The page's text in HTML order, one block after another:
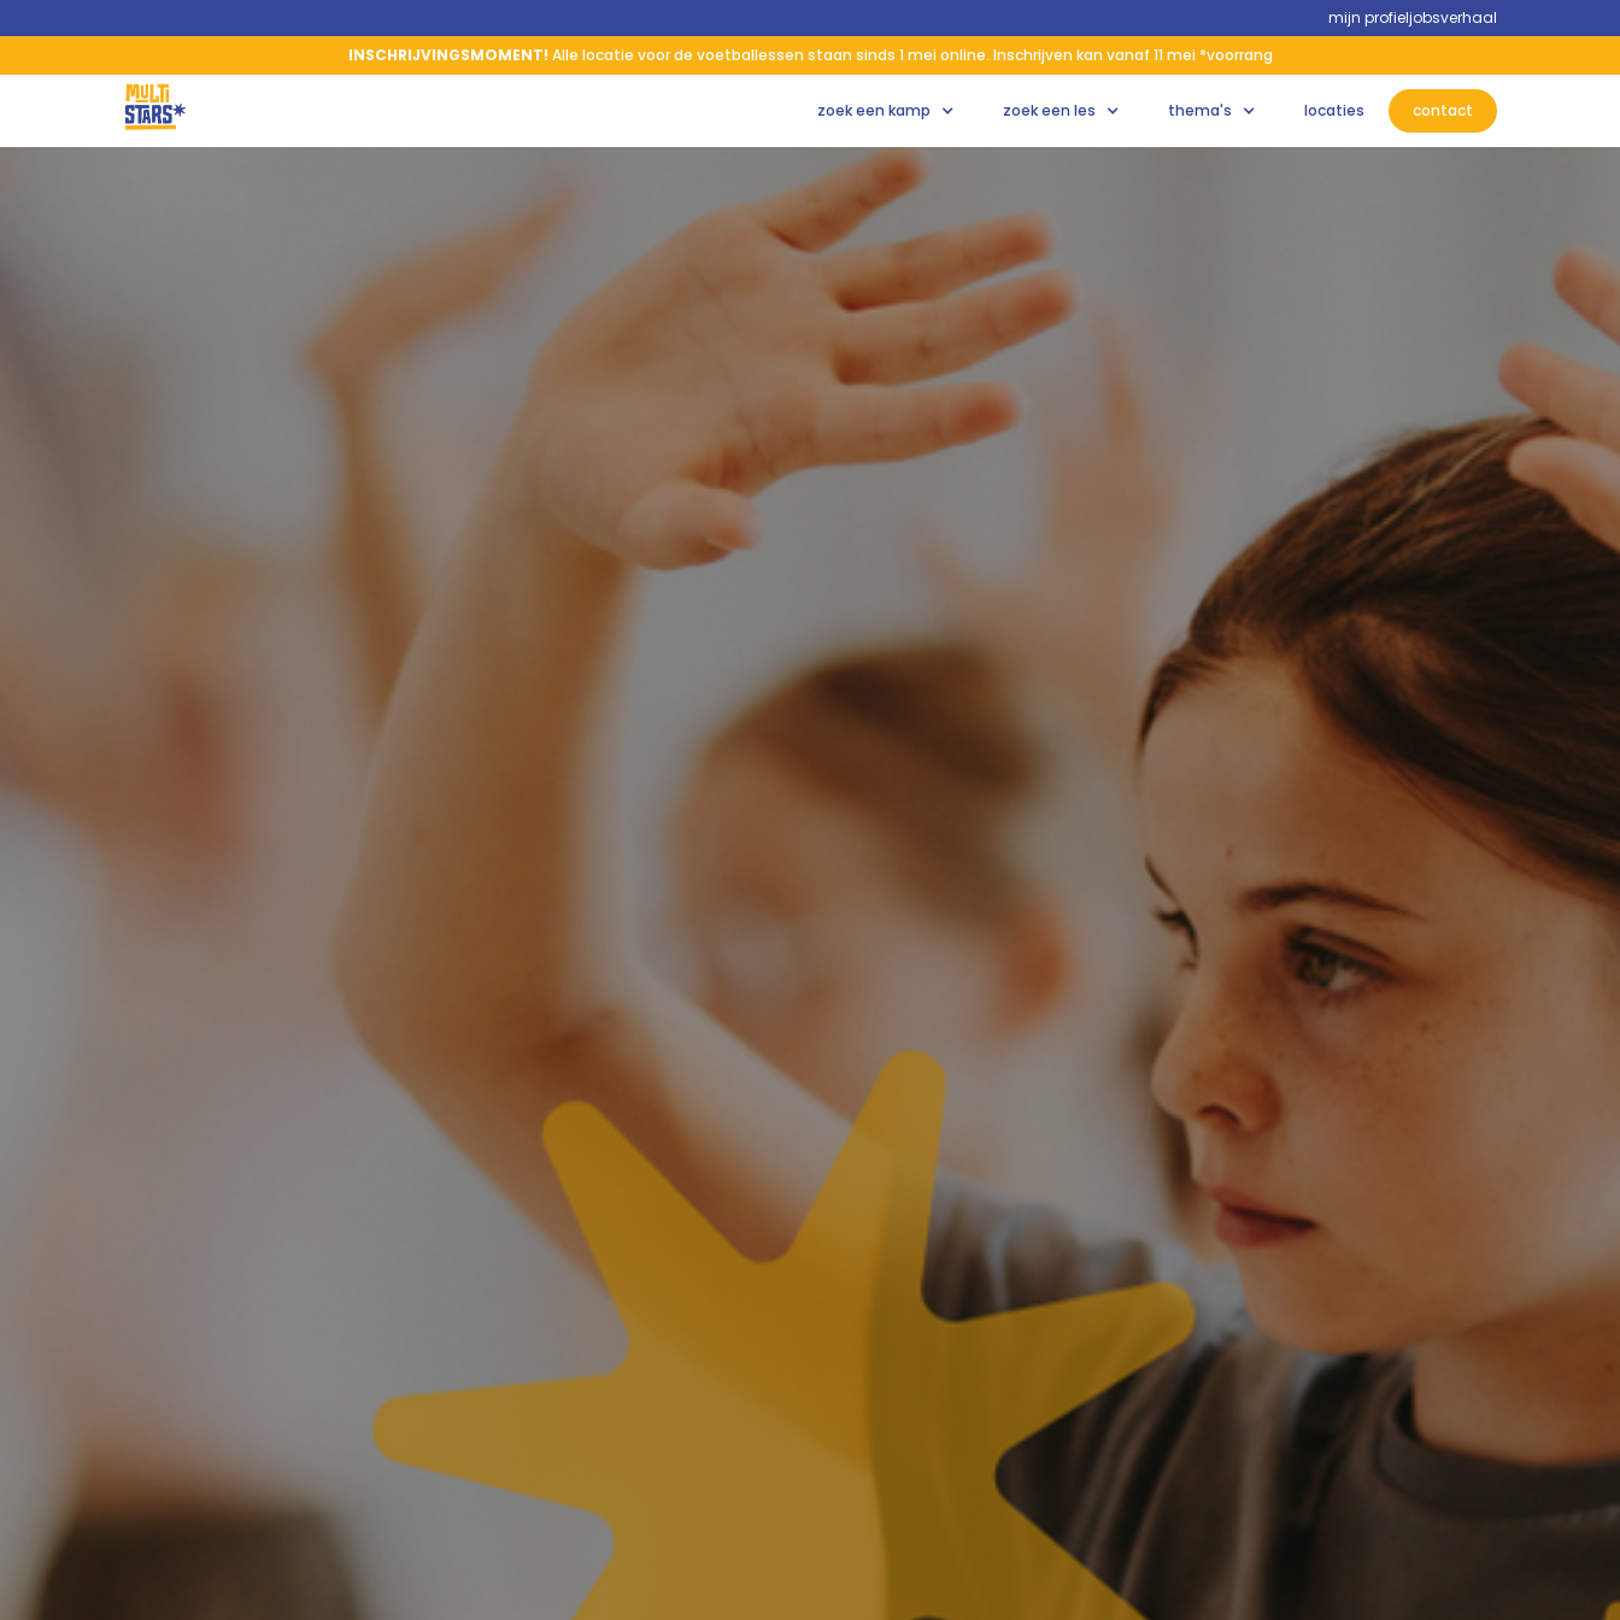
mijn profieljobsverhaal
INSCHRIJVINGSMOMENT! Alle locatie voor de voetballessen staan sinds 1 mei online. Inschrijven kan vanaf 11 mei *voorrang
zoek een kamp zoek een les thema's locaties contact